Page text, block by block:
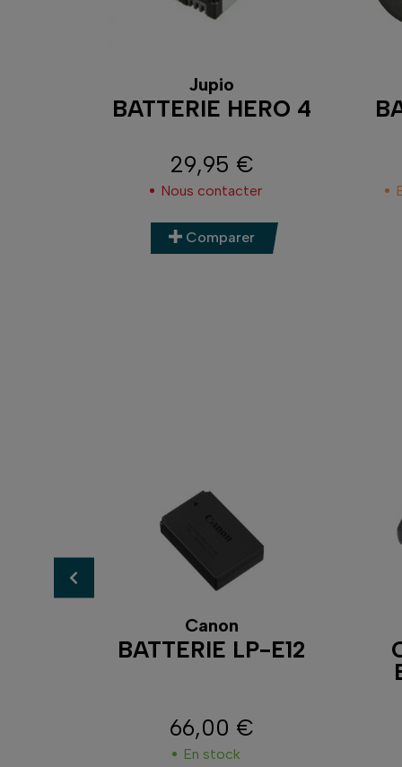
Jupio
BATTERIE HERO 4
Prix
29,95 €
Nous contacter
Comparer
Canon
BATTERIE LP-E12
Prix
66,00 €
En stock